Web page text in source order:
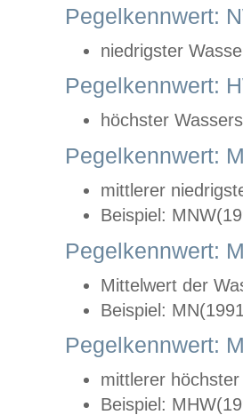
Pegelkennwert:
niedrigster
Pegelkennwert:
höchster
Pegelkennwert:
mittlerer
Beispiel:
Pegelkennwert:
Mittelwert der
Beispiel:
Pegelkennwert:
mittlerer
Beispiel: